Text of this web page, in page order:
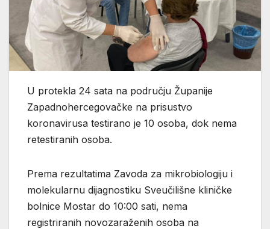
U protekla 24 sata na području Županije
Zapadnohercegovačke na prisustvo
koronavirusa testirano je 10 osoba, dok nema
retestiranih osoba.
Prema rezultatima Zavoda za mikrobiologiju i
molekularnu dijagnostiku Sveučilišne kliničke
bolnice Mostar do 10:00 sati, nema
registriranih novozaraženih osoba na